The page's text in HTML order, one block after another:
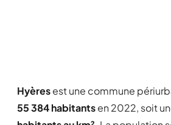
Hyèresest une commune
55 384 habitantsen 2022, soit